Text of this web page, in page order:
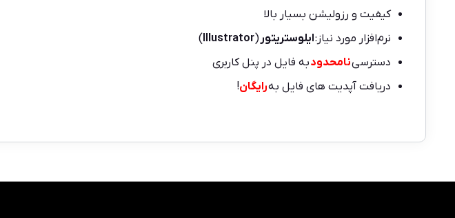
کیفیت و رزولیشن بسیار بالا
نرم‌افزار مورد نیاز:ایلوستریتور (
Illustrator
)
دسترسینامحدودبه فایل در پنل کاربری
دریافت آپدیت های فایل بهرایگان!